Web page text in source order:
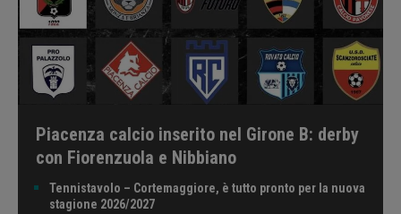
Piacenza calcio inserito nel Girone B: derby
con Fiorenzuola e Nibbiano
Tennistavolo – Cortemaggiore, è tutto pronto per la nuova
stagione 2026/2027